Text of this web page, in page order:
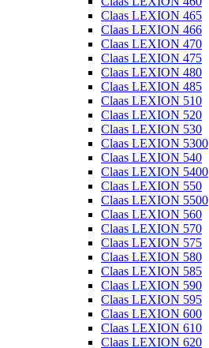
Claas LEXION 465
Claas LEXION 466
Claas LEXION 470
Claas LEXION 475
Claas LEXION 480
Claas LEXION 485
Claas LEXION 510
Claas LEXION 520
Claas LEXION 530
Claas LEXION 5300
Claas LEXION 540
Claas LEXION 5400
Claas LEXION 550
Claas LEXION 5500
Claas LEXION 560
Claas LEXION 570
Claas LEXION 575
Claas LEXION 580
Claas LEXION 585
Claas LEXION 590
Claas LEXION 595
Claas LEXION 600
Claas LEXION 610
Claas LEXION 620